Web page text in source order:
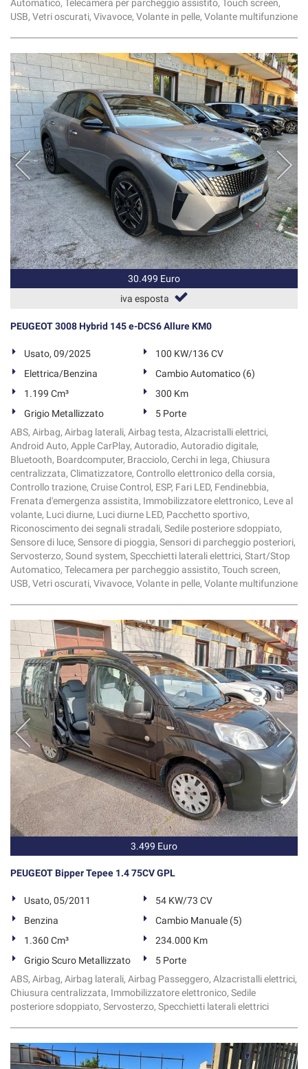
Automatico, Telecamera per parcheggio assistito, Touch screen,
USB, Vetri oscurati, Vivavoce, Volante in pelle, Volante multifunzione
30.499 Euro
iva esposta
PEUGEOT 3008 Hybrid 145 e-DCS6 Allure KM0
Usato, 09/2025
100 KW/136 CV
Elettrica/Benzina
Cambio Automatico (6)
1.199 Cm³
300 Km
Grigio Metallizzato
5 Porte
ABS, Airbag, Airbag laterali, Airbag testa, Alzacristalli elettrici,
Android Auto, Apple CarPlay, Autoradio, Autoradio digitale,
Bluetooth, Boardcomputer, Bracciolo, Cerchi in lega, Chiusura
centralizzata, Climatizzatore, Controllo elettronico della corsia,
Controllo trazione, Cruise Control, ESP, Fari LED, Fendinebbia,
Frenata d'emergenza assistita, Immobilizzatore elettronico, Leve al
volante, Luci diurne, Luci diurne LED, Pacchetto sportivo,
Riconoscimento dei segnali stradali, Sedile posteriore sdoppiato,
Sensore di luce, Sensore di pioggia, Sensori di parcheggio posteriori,
Servosterzo, Sound system, Specchietti laterali elettrici, Start/Stop
Automatico, Telecamera per parcheggio assistito, Touch screen,
USB, Vetri oscurati, Vivavoce, Volante in pelle, Volante multifunzione
3.499 Euro
PEUGEOT Bipper Tepee 1.4 75CV GPL
Usato, 05/2011
54 KW/73 CV
Benzina
Cambio Manuale (5)
1.360 Cm³
234.000 Km
Grigio Scuro Metallizzato
5 Porte
ABS, Airbag, Airbag laterali, Airbag Passeggero, Alzacristalli elettrici,
Chiusura centralizzata, Immobilizzatore elettronico, Sedile
posteriore sdoppiato, Servosterzo, Specchietti laterali elettrici